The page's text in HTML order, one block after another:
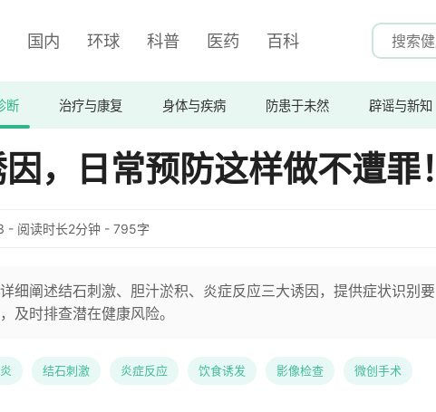
国内 环球 科普 医药 百科
断 治疗与康复 身体与疾病 防患于未然 辟谣与新知
，日常预防这样做不遭罪！
阅读时长2分钟 - 795字
细阐述结石刺激、胆汁淤积、炎症反应三大诱因，提供症状识别要
及时排查潜在健康风险。
结石刺激 炎症反应 饮食诱发 影像检查 微创手术